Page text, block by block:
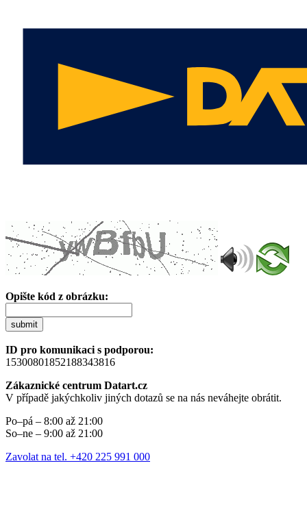
Opište kód z obrázku:
submit
ID pro komunikaci s podporou:
15300801852188343816
Zákaznické centrum Datart.cz
V případě jakýchkoliv jiných dotazů se na nás neváhejte obrátit.
Po–pá – 8:00 až 21:00
So–ne – 9:00 až 21:00
Zavolat na tel. +420 225 991 000